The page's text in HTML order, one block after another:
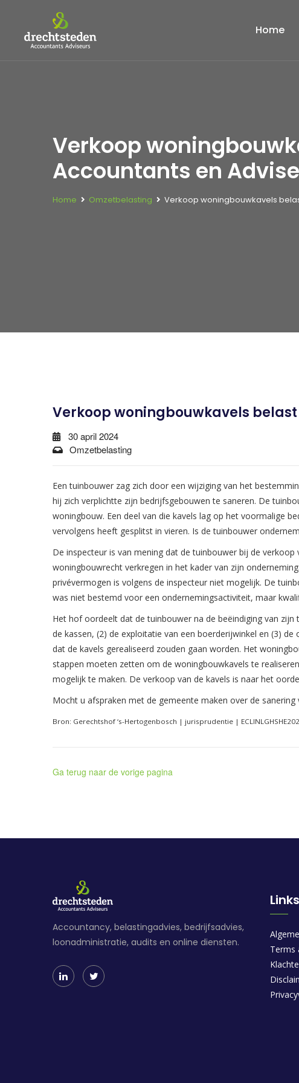
Home
Verkoop
Accountants en
Home Omzetbelasting Verkoop woningbouwkavels
Verkoop woningbouwkavels
30 april 2024
Omzetbelasting
Een tuinbouwer zag zich door een wijziging van het
hij zich verplichtte zijn bedrijfsgebouwen te saneren. De
woningbouw. Een deel van die kavels lag op het voormalige
vervolgens heeft gesplitst in vieren. Is de tuinbouwer
De inspecteur is van mening dat de tuinbouwer bij de
woningbouwrecht verkregen in het kader van zijn
privévermogen is volgens de inspecteur niet mogelijk. De
was niet bestemd voor een ondernemingsactiviteit, maar
Het hof oordeelt dat de tuinbouwer na de beëindiging van
de kassen, (2) de exploitatie van een boerderijwinkel en (3)
dat de kavels gerealiseerd zouden gaan worden. Het
stappen moeten zetten om de woningbouwkavels te
mogelijk te maken. De verkoop van de kavels is naar het
Mocht u afspraken met de gemeente maken over de
Bron: Gerechtshof ‘s-Hertogenbosch | jurisprudentie |
Ga terug naar de vorige pagina
Accountancy, belastingadvies, bedrijfsadvies,
loonadministratie, audits en online diensten.
Links
Terms